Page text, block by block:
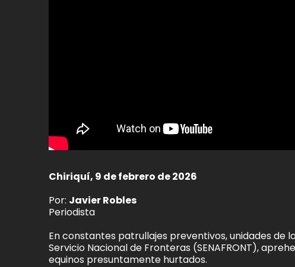
Chiriquí, 9 de febrero de 2026
Por: Javier Robles
Periodista
En constantes patrullajes preventivos, unidades de
Servicio Nacional de Fronteras (SENAFRONT),
equinos presuntamente hurtados.